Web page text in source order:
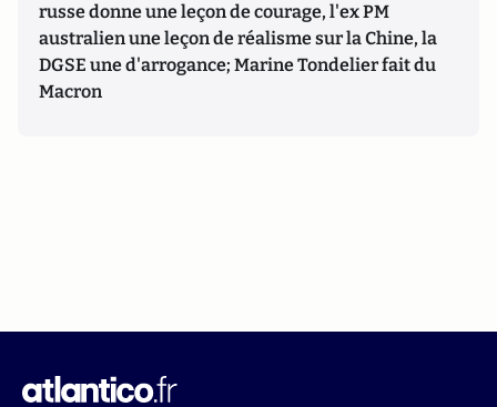
russe donne une leçon de courage, l'ex PM
australien une leçon de réalisme sur la Chine, la
DGSE une d'arrogance; Marine Tondelier fait du
Macron